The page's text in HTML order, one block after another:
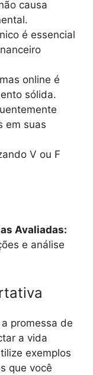
causa
é essencial
online é
sólida.
em suas
V ou F
Avaliadas:
e análise
promessa de
a vida
exemplos
que você